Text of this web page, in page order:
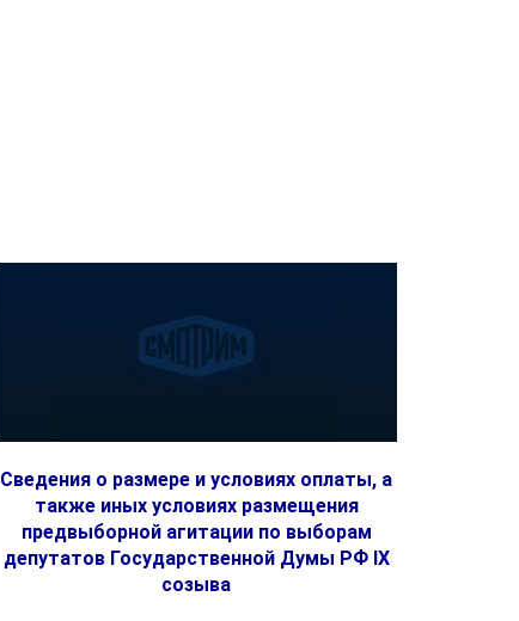
Сведения о размере и условиях оплаты, а
также иных условиях размещения
предвыборной агитации по выборам
депутатов Государственной Думы РФ IX
созыва